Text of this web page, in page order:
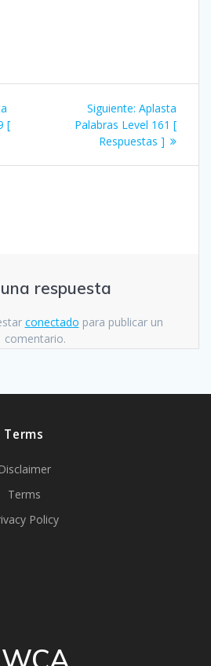
[
Siguiente: Siguiente
entrada:
Aplasta
Palabras Level 161 [
Respuestas ]
respuesta
conectado para publicar un
comentario.
Terms
Disclaimer
Terms
Policy
WCA